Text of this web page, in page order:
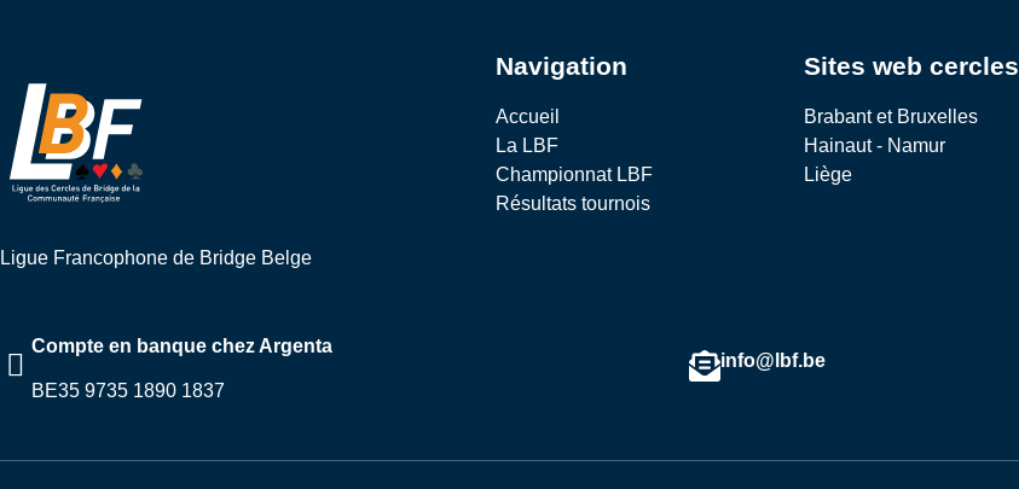
Ligue Francophone de Bridge Belge
Navigation
Accueil
La LBF
Championnat LBF
Résultats tournois
Sites web cercles
Brabant et Bruxelles
Hainaut - Namur
Liège
Compte en banque chez Argenta
BE35 9735 1890 1837
info@lbf.be